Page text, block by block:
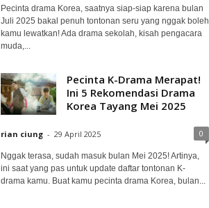
Pecinta drama Korea, saatnya siap-siap karena bulan
Juli 2025 bakal penuh tontonan seru yang nggak boleh
kamu lewatkan! Ada drama sekolah, kisah pengacara
muda,...
Pecinta K-Drama Merapat!
Ini 5 Rekomendasi Drama
Korea Tayang Mei 2025
rian ciung - 29 April 2025 0
Nggak terasa, sudah masuk bulan Mei 2025! Artinya,
ini saat yang pas untuk update daftar tontonan K-
drama kamu. Buat kamu pecinta drama Korea, bulan...